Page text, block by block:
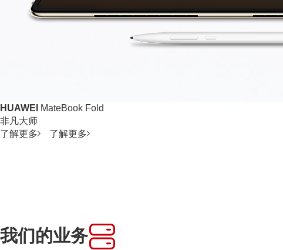
HUAWEI
MateBook Fold
非凡大师
了解更多
了解更多
我们的业务